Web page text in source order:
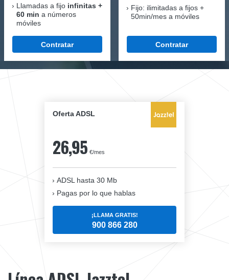
Llamadas a fijo infinitas +
60 min a números
móviles
Contratar
Fijo: ilimitadas a fijos +
50min/mes a móviles
Contratar
Oferta ADSL
26,95 €/mes
ADSL hasta 30 Mb
Pagas por lo que hablas
¡LLAMA GRATIS!
900 866 280